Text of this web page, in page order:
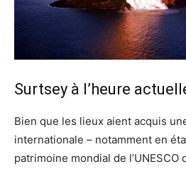
Surtsey à l’heure
Bien que les lieux aient acquis
internationale – notamment en
patrimoine mondial de l’UNESCO